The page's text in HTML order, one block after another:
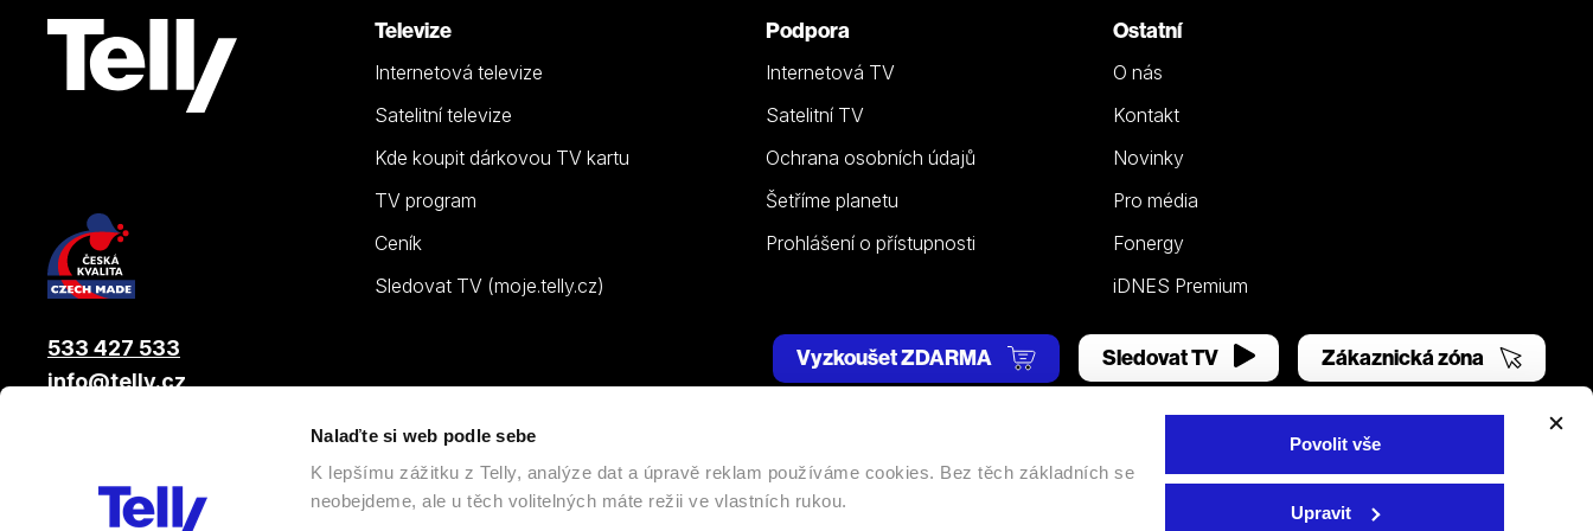
Nalaďte si web podle sebe
K lepšímu zážitku z Telly, analýze dat a úpravě reklam používáme cookies. Bez těch základních se
neobejdeme, ale u těch volitelných máte režii ve vlastních rukou.
Povolit vše
Upravit
Televize
Internetová televize
Satelitní televize
Kde koupit dárkovou TV kartu
TV program
Ceník
Sledovat TV (moje.telly.cz)
Podpora
Internetová TV
Satelitní TV
Ochrana osobních údajů
Šetříme planetu
Prohlášení o přístupnosti
Ostatní
O nás
Kontakt
Novinky
Pro média
Fonergy
iDNES Premium
533 427 533
info@telly.cz
Vyzkoušet ZDARMA Sledovat TV Zákaznická zóna
, člen skupiny LAMA ENERGY GROUP | Všechna práva vyhrazena. |Nastavení cookies